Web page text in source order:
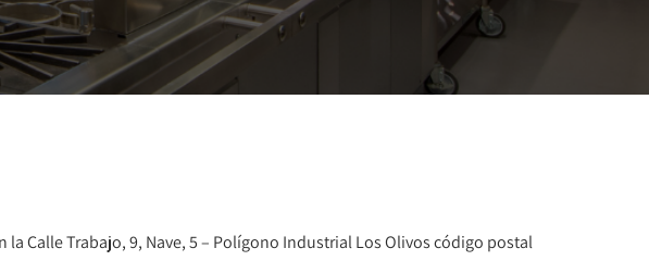
la Calle Trabajo, 9, Nave, 5 – Polígono Industrial Los Olivos código postal